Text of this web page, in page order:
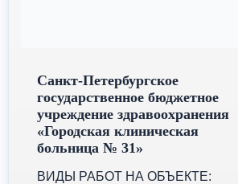
Санкт-Петербургское
государственное бюджетное
учреждение здравоохранения
«Городская клиническая
больница № 31»
ВИДЫ РАБОТ НА ОБЪЕКТЕ: